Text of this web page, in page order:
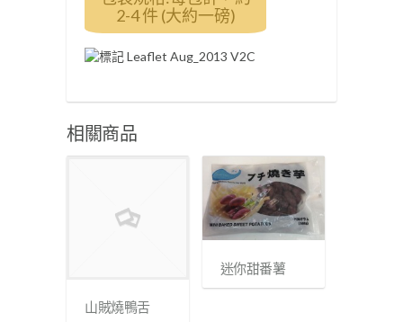
2-4 件 (大約一磅)
相關商品
山賊燒鴨舌
迷你甜番薯